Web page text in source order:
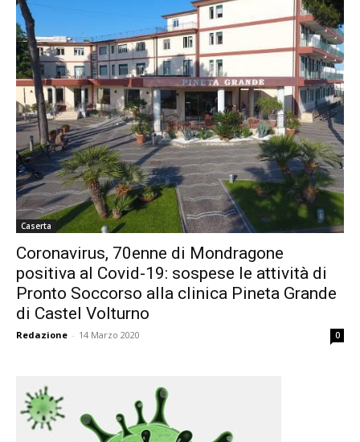
Caserta
Coronavirus, 70enne di Mondragone
positiva al Covid-19: sospese le attività di
Pronto Soccorso alla clinica Pineta Grande
di Castel Volturno
Redazione - 14 Marzo 2020 0